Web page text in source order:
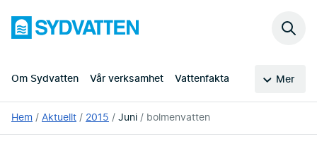
huvudinnehållet
Sydvatten
Om Sydvatten Vår verksamhet Vattenfakta Mer
Sök
Du
är
Hem Aktuellt 2015 Juni bolmenvatten